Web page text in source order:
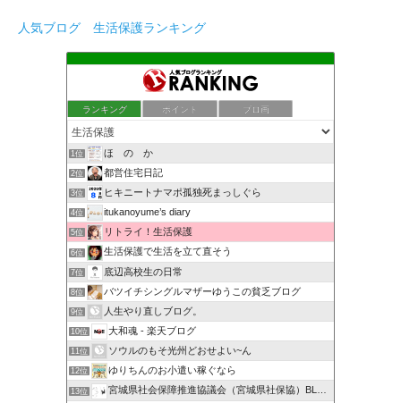
人気ブログ 生活保護ランキング
ランキング ポイント ブロ画
1位 ほ の か
2位 都営住宅日記
3位 ヒキニートナマポ孤独死まっしぐら
4位 itukanoyume’s diary
5位 リトライ！生活保護
6位 生活保護で生活を立て直そう
7位 底辺高校生の日常
8位 バツイチシングルマザーゆうこの貧乏ブログ
9位 人生やり直しブログ。
10位 大和魂 - 楽天ブログ
11位 ソウルのもそ光州どおせよい~ん
12位 ゆりちんのお小遣い稼ぐなら
13位 宮城県社会保障推進協議会（宮城県社保協）BLOG